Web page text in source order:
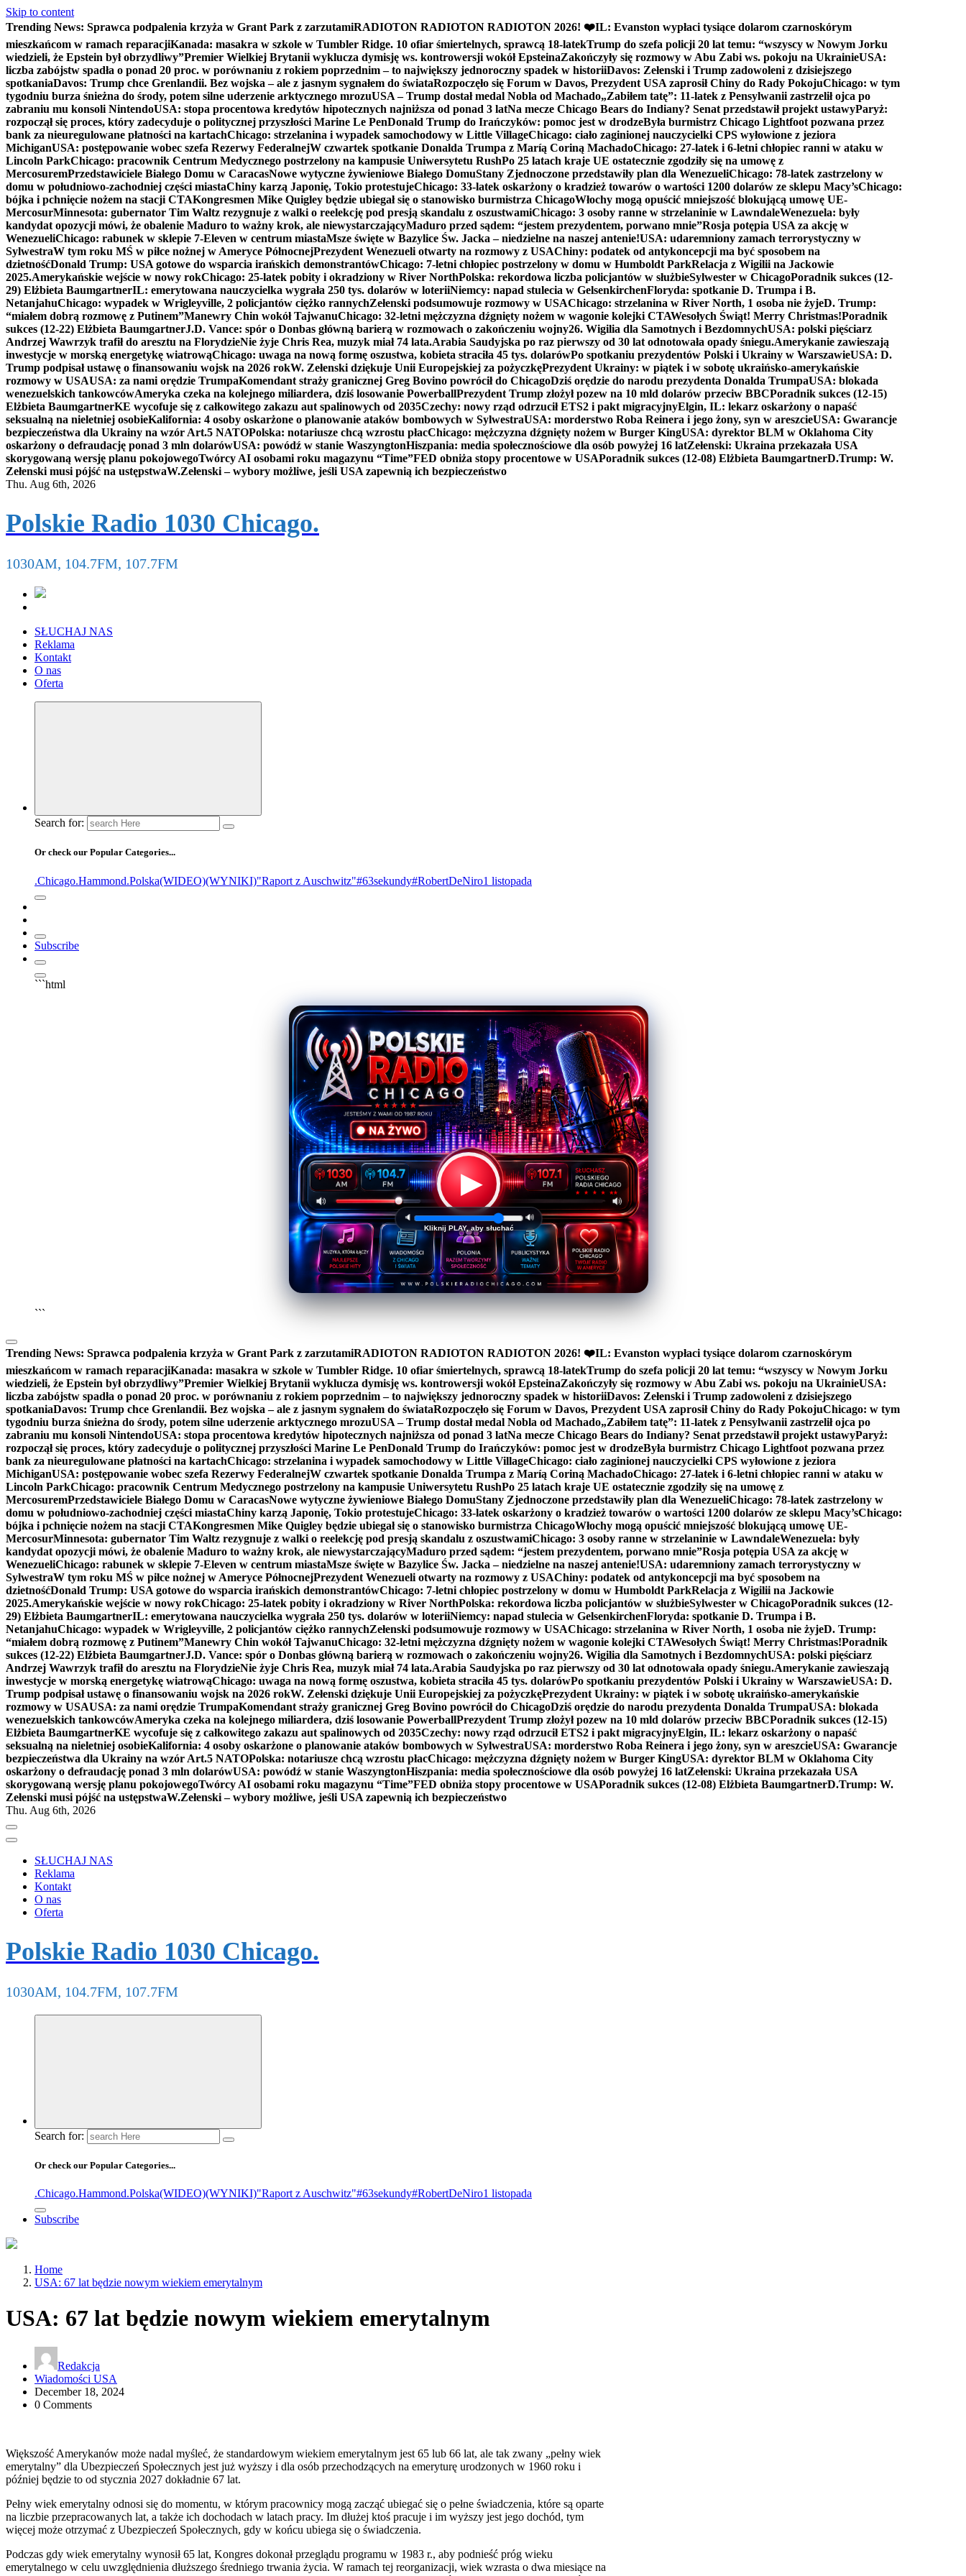
Skip to content
Trending News: Sprawca podpalenia krzyża w Grant Park z zarzutamiRADIOTON RADIOTON RADIOTON 2026! ❤️IL: Evanston wypłaci tysiące dolarom czarnoskórym
mieszkańcom w ramach reparacjiKanada: masakra w szkole w Tumbler Ridge. 10 ofiar śmiertelnych, sprawcą 18-latekTrump do szefa policji 20 lat temu: “wszyscy w Nowym Jorku
wiedzieli, że Epstein był obrzydliwy”Premier Wielkiej Brytanii wyklucza dymisję ws. kontrowersji wokół EpsteinaZakończyły się rozmowy w Abu Zabi ws. pokoju na UkrainieUSA:
liczba zabójstw spadła o ponad 20 proc. w porównaniu z rokiem poprzednim – to największy jednoroczny spadek w historiiDavos: Zełenski i Trump zadowoleni z dzisiejszego
spotkaniaDavos: Trump chce Grenlandii. Bez wojska – ale z jasnym sygnałem do świataRozpoczęło się Forum w Davos, Prezydent USA zaprosił Chiny do Rady PokojuChicago: w tym
tygodniu burza śnieżna do środy, potem silne uderzenie arktycznego mrozuUSA – Trump dostał medal Nobla od Machado„Zabiłem tatę”: 11-latek z Pensylwanii zastrzelił ojca po
zabraniu mu konsoli NintendoUSA: stopa procentowa kredytów hipotecznych najniższa od ponad 3 latNa mecze Chicago Bears do Indiany? Senat przedstawił projekt ustawyParyż:
rozpoczął się proces, który zadecyduje o politycznej przyszłości Marine Le PenDonald Trump do Irańczyków: pomoc jest w drodzeByła burmistrz Chicago Lightfoot pozwana przez
bank za nieuregulowane płatności na kartachChicago: strzelanina i wypadek samochodowy w Little VillageChicago: ciało zaginionej nauczycielki CPS wyłowione z jeziora
MichiganUSA: postępowanie wobec szefa Rezerwy FederalnejW czwartek spotkanie Donalda Trumpa z Maríą Coriną MachadoChicago: 27-latek i 6-letni chłopiec ranni w ataku w
Lincoln ParkChicago: pracownik Centrum Medycznego postrzelony na kampusie Uniwersytetu RushPo 25 latach kraje UE ostatecznie zgodziły się na umowę z
MercosuremPrzedstawiciele Białego Domu w CaracasNowe wytyczne żywieniowe Białego DomuStany Zjednoczone przedstawiły plan dla WenezueliChicago: 78-latek zastrzelony w
domu w południowo-zachodniej części miastaChiny karzą Japonię, Tokio protestujeChicago: 33-latek oskarżony o kradzież towarów o wartości 1200 dolarów ze sklepu Macy’sChicago:
bójka i pchnięcie nożem na stacji CTAKongresmen Mike Quigley będzie ubiegał się o stanowisko burmistrza ChicagoWłochy mogą opuścić mniejszość blokującą umowę UE-
MercosurMinnesota: gubernator Tim Waltz rezygnuje z walki o reelekcję pod presją skandalu z oszustwamiChicago: 3 osoby ranne w strzelaninie w LawndaleWenezuela: były
kandydat opozycji mówi, że obalenie Maduro to ważny krok, ale niewystarczającyMaduro przed sądem: “jestem prezydentem, porwano mnie”Rosja potępia USA za akcję w
WenezueliChicago: rabunek w sklepie 7-Eleven w centrum miastaMsze święte w Bazylice Św. Jacka – niedzielne na naszej antenie!USA: udaremniony zamach terrorystyczny w
SylwestraW tym roku MŚ w piłce nożnej w Ameryce PółnocnejPrezydent Wenezueli otwarty na rozmowy z USAChiny: podatek od antykoncepcji ma być sposobem na
dzietnośćDonald Trump: USA gotowe do wsparcia irańskich demonstrantówChicago: 7-letni chłopiec postrzelony w domu w Humboldt ParkRelacja z Wigilii na Jackowie
2025.Amerykańskie wejście w nowy rokChicago: 25-latek pobity i okradziony w River NorthPolska: rekordowa liczba policjantów w służbieSylwester w ChicagoPoradnik sukces (12-
29) Elżbieta BaumgartnerIL: emerytowana nauczycielka wygrała 250 tys. dolarów w loteriiNiemcy: napad stulecia w GelsenkirchenFloryda: spotkanie D. Trumpa i B.
NetanjahuChicago: wypadek w Wrigleyville, 2 policjantów ciężko rannychZełenski podsumowuje rozmowy w USAChicago: strzelanina w River North, 1 osoba nie żyjeD. Trump:
“miałem dobrą rozmowę z Putinem”Manewry Chin wokół TajwanuChicago: 32-letni mężczyzna dźgnięty nożem w wagonie kolejki CTAWesołych Świąt! Merry Christmas!Poradnik
sukces (12-22) Elżbieta BaumgartnerJ.D. Vance: spór o Donbas główną barierą w rozmowach o zakończeniu wojny26. Wigilia dla Samotnych i BezdomnychUSA: polski pięściarz
Andrzej Wawrzyk trafił do aresztu na FlorydzieNie żyje Chris Rea, muzyk miał 74 lata.Arabia Saudyjska po raz pierwszy od 30 lat odnotowała opady śniegu.Amerykanie zawieszają
inwestycje w morską energetykę wiatrowąChicago: uwaga na nową formę oszustwa, kobieta straciła 45 tys. dolarówPo spotkaniu prezydentów Polski i Ukrainy w WarszawieUSA: D.
Trump podpisał ustawę o finansowaniu wojsk na 2026 rokW. Zełenski dziękuje Unii Europejskiej za pożyczkęPrezydent Ukrainy: w piątek i w sobotę ukraińsko-amerykańskie
rozmowy w USAUSA: za nami orędzie TrumpaKomendant straży granicznej Greg Bovino powrócił do ChicagoDziś orędzie do narodu prezydenta Donalda TrumpaUSA: blokada
wenezuelskich tankowcówAmeryka czeka na kolejnego miliardera, dziś losowanie PowerballPrezydent Trump złożył pozew na 10 mld dolarów przeciw BBCPoradnik sukces (12-15)
Elżbieta BaumgartnerKE wycofuje się z całkowitego zakazu aut spalinowych od 2035Czechy: nowy rząd odrzucił ETS2 i pakt migracyjnyElgin, IL: lekarz oskarżony o napaść
seksualną na nieletniej osobieKalifornia: 4 osoby oskarżone o planowanie ataków bombowych w SylwestraUSA: morderstwo Roba Reinera i jego żony, syn w areszcieUSA: Gwarancje
bezpieczeństwa dla Ukrainy na wzór Art.5 NATOPolska: notariusze chcą wzrostu płacChicago: mężczyzna dźgnięty nożem w Burger KingUSA: dyrektor BLM w Oklahoma City
oskarżony o defraudację ponad 3 mln dolarówUSA: powódź w stanie WaszyngtonHiszpania: media społecznościowe dla osób powyżej 16 latZełenski: Ukraina przekazała USA
skorygowaną wersję planu pokojowegoTwórcy AI osobami roku magazynu “Time”FED obniża stopy procentowe w USAPoradnik sukces (12-08) Elżbieta BaumgartnerD.Trump: W.
Zełenski musi pójść na ustępstwaW.Zełenski – wybory możliwe, jeśli USA zapewnią ich bezpieczeństwo
Thu. Aug 6th, 2026
Polskie Radio 1030 Chicago.
1030AM, 104.7FM, 107.7FM
SŁUCHAJ NAS
Reklama
Kontakt
O nas
Oferta
Search for:
Or check our Popular Categories...
.Chicago.Hammond.Polska(WIDEO)(WYNIKI)"Raport z Auschwitz"#63sekundy#RobertDeNiro1 listopada
Subscribe
```html
▶
🔈 🔊
Kliknij PLAY, aby słuchać
```
Trending News: Sprawca podpalenia krzyża w Grant Park z zarzutamiRADIOTON RADIOTON RADIOTON 2026! ❤️IL: Evanston wypłaci tysiące dolarom czarnoskórym
mieszkańcom w ramach reparacjiKanada: masakra w szkole w Tumbler Ridge. 10 ofiar śmiertelnych, sprawcą 18-latekTrump do szefa policji 20 lat temu: “wszyscy w Nowym Jorku
wiedzieli, że Epstein był obrzydliwy”Premier Wielkiej Brytanii wyklucza dymisję ws. kontrowersji wokół EpsteinaZakończyły się rozmowy w Abu Zabi ws. pokoju na UkrainieUSA:
liczba zabójstw spadła o ponad 20 proc. w porównaniu z rokiem poprzednim – to największy jednoroczny spadek w historiiDavos: Zełenski i Trump zadowoleni z dzisiejszego
spotkaniaDavos: Trump chce Grenlandii. Bez wojska – ale z jasnym sygnałem do świataRozpoczęło się Forum w Davos, Prezydent USA zaprosił Chiny do Rady PokojuChicago: w tym
tygodniu burza śnieżna do środy, potem silne uderzenie arktycznego mrozuUSA – Trump dostał medal Nobla od Machado„Zabiłem tatę”: 11-latek z Pensylwanii zastrzelił ojca po
zabraniu mu konsoli NintendoUSA: stopa procentowa kredytów hipotecznych najniższa od ponad 3 latNa mecze Chicago Bears do Indiany? Senat przedstawił projekt ustawyParyż:
rozpoczął się proces, który zadecyduje o politycznej przyszłości Marine Le PenDonald Trump do Irańczyków: pomoc jest w drodzeByła burmistrz Chicago Lightfoot pozwana przez
bank za nieuregulowane płatności na kartachChicago: strzelanina i wypadek samochodowy w Little VillageChicago: ciało zaginionej nauczycielki CPS wyłowione z jeziora
MichiganUSA: postępowanie wobec szefa Rezerwy FederalnejW czwartek spotkanie Donalda Trumpa z Maríą Coriną MachadoChicago: 27-latek i 6-letni chłopiec ranni w ataku w
Lincoln ParkChicago: pracownik Centrum Medycznego postrzelony na kampusie Uniwersytetu RushPo 25 latach kraje UE ostatecznie zgodziły się na umowę z
MercosuremPrzedstawiciele Białego Domu w CaracasNowe wytyczne żywieniowe Białego DomuStany Zjednoczone przedstawiły plan dla WenezueliChicago: 78-latek zastrzelony w
domu w południowo-zachodniej części miastaChiny karzą Japonię, Tokio protestujeChicago: 33-latek oskarżony o kradzież towarów o wartości 1200 dolarów ze sklepu Macy’sChicago:
bójka i pchnięcie nożem na stacji CTAKongresmen Mike Quigley będzie ubiegał się o stanowisko burmistrza ChicagoWłochy mogą opuścić mniejszość blokującą umowę UE-
MercosurMinnesota: gubernator Tim Waltz rezygnuje z walki o reelekcję pod presją skandalu z oszustwamiChicago: 3 osoby ranne w strzelaninie w LawndaleWenezuela: były
kandydat opozycji mówi, że obalenie Maduro to ważny krok, ale niewystarczającyMaduro przed sądem: “jestem prezydentem, porwano mnie”Rosja potępia USA za akcję w
WenezueliChicago: rabunek w sklepie 7-Eleven w centrum miastaMsze święte w Bazylice Św. Jacka – niedzielne na naszej antenie!USA: udaremniony zamach terrorystyczny w
SylwestraW tym roku MŚ w piłce nożnej w Ameryce PółnocnejPrezydent Wenezueli otwarty na rozmowy z USAChiny: podatek od antykoncepcji ma być sposobem na
dzietnośćDonald Trump: USA gotowe do wsparcia irańskich demonstrantówChicago: 7-letni chłopiec postrzelony w domu w Humboldt ParkRelacja z Wigilii na Jackowie
2025.Amerykańskie wejście w nowy rokChicago: 25-latek pobity i okradziony w River NorthPolska: rekordowa liczba policjantów w służbieSylwester w ChicagoPoradnik sukces (12-
29) Elżbieta BaumgartnerIL: emerytowana nauczycielka wygrała 250 tys. dolarów w loteriiNiemcy: napad stulecia w GelsenkirchenFloryda: spotkanie D. Trumpa i B.
NetanjahuChicago: wypadek w Wrigleyville, 2 policjantów ciężko rannychZełenski podsumowuje rozmowy w USAChicago: strzelanina w River North, 1 osoba nie żyjeD. Trump:
“miałem dobrą rozmowę z Putinem”Manewry Chin wokół TajwanuChicago: 32-letni mężczyzna dźgnięty nożem w wagonie kolejki CTAWesołych Świąt! Merry Christmas!Poradnik
sukces (12-22) Elżbieta BaumgartnerJ.D. Vance: spór o Donbas główną barierą w rozmowach o zakończeniu wojny26. Wigilia dla Samotnych i BezdomnychUSA: polski pięściarz
Andrzej Wawrzyk trafił do aresztu na FlorydzieNie żyje Chris Rea, muzyk miał 74 lata.Arabia Saudyjska po raz pierwszy od 30 lat odnotowała opady śniegu.Amerykanie zawieszają
inwestycje w morską energetykę wiatrowąChicago: uwaga na nową formę oszustwa, kobieta straciła 45 tys. dolarówPo spotkaniu prezydentów Polski i Ukrainy w WarszawieUSA: D.
Trump podpisał ustawę o finansowaniu wojsk na 2026 rokW. Zełenski dziękuje Unii Europejskiej za pożyczkęPrezydent Ukrainy: w piątek i w sobotę ukraińsko-amerykańskie
rozmowy w USAUSA: za nami orędzie TrumpaKomendant straży granicznej Greg Bovino powrócił do ChicagoDziś orędzie do narodu prezydenta Donalda TrumpaUSA: blokada
wenezuelskich tankowcówAmeryka czeka na kolejnego miliardera, dziś losowanie PowerballPrezydent Trump złożył pozew na 10 mld dolarów przeciw BBCPoradnik sukces (12-15)
Elżbieta BaumgartnerKE wycofuje się z całkowitego zakazu aut spalinowych od 2035Czechy: nowy rząd odrzucił ETS2 i pakt migracyjnyElgin, IL: lekarz oskarżony o napaść
seksualną na nieletniej osobieKalifornia: 4 osoby oskarżone o planowanie ataków bombowych w SylwestraUSA: morderstwo Roba Reinera i jego żony, syn w areszcieUSA: Gwarancje
bezpieczeństwa dla Ukrainy na wzór Art.5 NATOPolska: notariusze chcą wzrostu płacChicago: mężczyzna dźgnięty nożem w Burger KingUSA: dyrektor BLM w Oklahoma City
oskarżony o defraudację ponad 3 mln dolarówUSA: powódź w stanie WaszyngtonHiszpania: media społecznościowe dla osób powyżej 16 latZełenski: Ukraina przekazała USA
skorygowaną wersję planu pokojowegoTwórcy AI osobami roku magazynu “Time”FED obniża stopy procentowe w USAPoradnik sukces (12-08) Elżbieta BaumgartnerD.Trump: W.
Zełenski musi pójść na ustępstwaW.Zełenski – wybory możliwe, jeśli USA zapewnią ich bezpieczeństwo
Thu. Aug 6th, 2026
SŁUCHAJ NAS
Reklama
Kontakt
O nas
Oferta
Polskie Radio 1030 Chicago.
1030AM, 104.7FM, 107.7FM
Search for:
Or check our Popular Categories...
.Chicago.Hammond.Polska(WIDEO)(WYNIKI)"Raport z Auschwitz"#63sekundy#RobertDeNiro1 listopada
Subscribe
Home
USA: 67 lat będzie nowym wiekiem emerytalnym
USA: 67 lat będzie nowym wiekiem emerytalnym
Redakcja
Wiadomości USA
December 18, 2024
0 Comments
Większość Amerykanów może nadal myśleć, że standardowym wiekiem emerytalnym jest 65 lub 66 lat, ale tak zwany „pełny wiek
emerytalny” dla Ubezpieczeń Społecznych jest już wyższy i dla osób przechodzących na emeryturę urodzonych w 1960 roku i
później będzie to od stycznia 2027 dokładnie 67 lat.
Pełny wiek emerytalny odnosi się do momentu, w którym pracownicy mogą zacząć ubiegać się o pełne świadczenia, które są oparte
na liczbie przepracowanych lat, a także ich dochodach w latach pracy. Im dłużej ktoś pracuje i im wyższy jest jego dochód, tym
więcej może otrzymać z Ubezpieczeń Społecznych, gdy w końcu ubiega się o świadczenia.
Podczas gdy wiek emerytalny wynosił 65 lat, Kongres dokonał przeglądu programu w 1983 r., aby podnieść próg wieku
emerytalnego w celu uwzględnienia dłuższego średniego trwania życia. W ramach tej reorganizacji, wiek wzrasta o dwa miesiące na